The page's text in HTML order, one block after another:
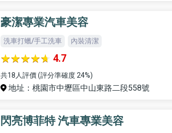
豪潔專業汽車美容
洗車打蠟/手工洗車 內裝清潔
4.7
共18人評價 (評分準確度 24%)
地址：桃園市中壢區中山東路二段558號
閃亮博菲特 汽車專業美容